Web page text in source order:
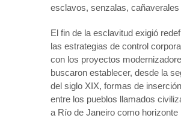
esclavos, senzalas,
El fin de la esclavitud exigió
las estrategias de control
con los proyectos
buscaron establecer, desde la
del siglo XIX, formas de
entre los pueblos llamados
a Río de Janeiro como horizonte